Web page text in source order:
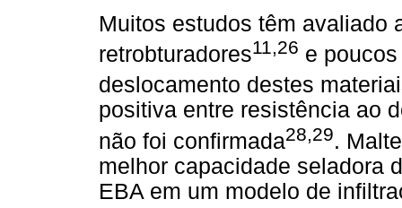
Muitos estudos têm avaliado
retrobturadores11,26 e
deslocamento destes
positiva entre resistência ao
não foi confirmada28,29.
melhor capacidade seladora
EBA em um modelo de